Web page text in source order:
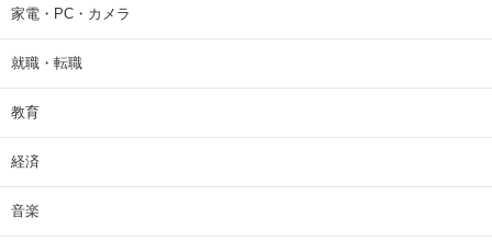
家電・PC・カメラ
就職・転職
教育
経済
音楽